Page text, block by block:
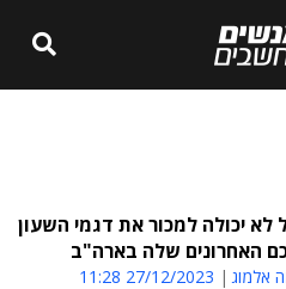
לא יכולה למכור את דגמי השעון
האחרונים שלה בארה"ב
אלמוג 27/12/2023 11:28